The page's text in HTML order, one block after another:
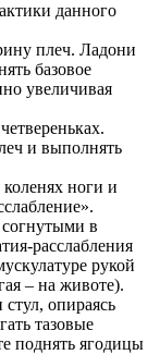
данного
плеч. Ладони
базовое
увеличивая
и выполнять
ноги и
в
расслабления
рукой
– на животе).
опираясь
тазовые
поднять ягодицы